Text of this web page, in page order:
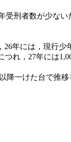
受刑者数が少ない
26年には，現行少
れ，27年には
降一けた台で推移